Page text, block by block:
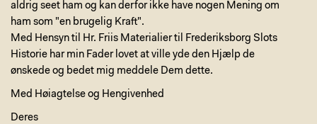
aldrig seet ham og kan derfor ikke have nogen Mening om
ham som "en brugelig Kraft".
Med Hensyn til Hr. Friis Materialier til Frederiksborg Slots
Historie har min Fader lovet at ville yde den Hjælp de
ønskede og bedet mig meddele Dem dette.
Med Høiagtelse og Hengivenhed
Deres